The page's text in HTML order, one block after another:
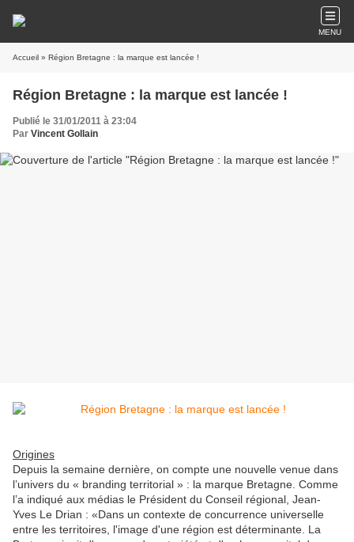
MENU
Accueil » Région Bretagne : la marque est lancée !
Région Bretagne : la marque est lancée !
Publié le 31/01/2011 à 23:04
Par Vincent Gollain
Origines
Depuis la semaine dernière, on compte une nouvelle venue dans
l’univers du « branding territorial » : la marque Bretagne. Comme
l’a indiqué aux médias le Président du Conseil régional, Jean-
Yves Le Drian : «Dans un contexte de concurrence universelle
entre les territoires, l'image d'une région est déterminante. La